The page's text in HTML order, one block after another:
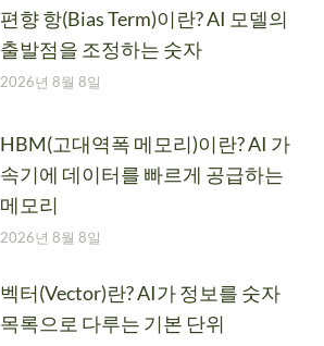
편향 항(Bias Term)이란? AI 모델의
출발점을 조정하는 숫자
2026년 8월 8일
HBM(고대역폭 메모리)이란? AI 가
속기에 데이터를 빠르게 공급하는
메모리
2026년 8월 8일
벡터(Vector)란? AI가 정보를 숫자
목록으로 다루는 기본 단위